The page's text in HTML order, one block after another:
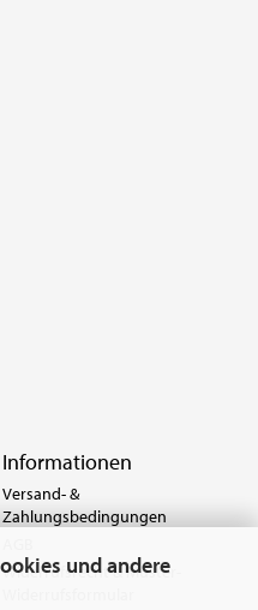
und andere
Informationen
Versand- &
Zahlungsbedingungen
Widerrufsrecht & Muster-